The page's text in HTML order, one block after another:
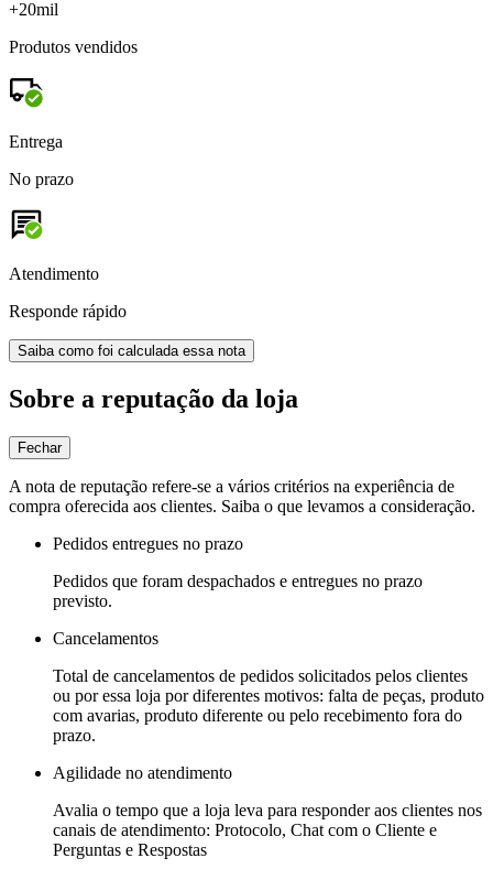
+20mil
Produtos vendidos
Entrega
No prazo
Atendimento
Responde rápido
Saiba como foi calculada essa nota
Sobre a reputação da loja
Fechar
A nota de reputação refere-se a vários critérios na experiência de
compra oferecida aos clientes. Saiba o que levamos a consideração.
Pedidos entregues no prazo
Pedidos que foram despachados e entregues no prazo
previsto.
Cancelamentos
Total de cancelamentos de pedidos solicitados pelos clientes
ou por essa loja por diferentes motivos: falta de peças, produto
com avarias, produto diferente ou pelo recebimento fora do
prazo.
Agilidade no atendimento
Avalia o tempo que a loja leva para responder aos clientes nos
canais de atendimento: Protocolo, Chat com o Cliente e
Perguntas e Respostas